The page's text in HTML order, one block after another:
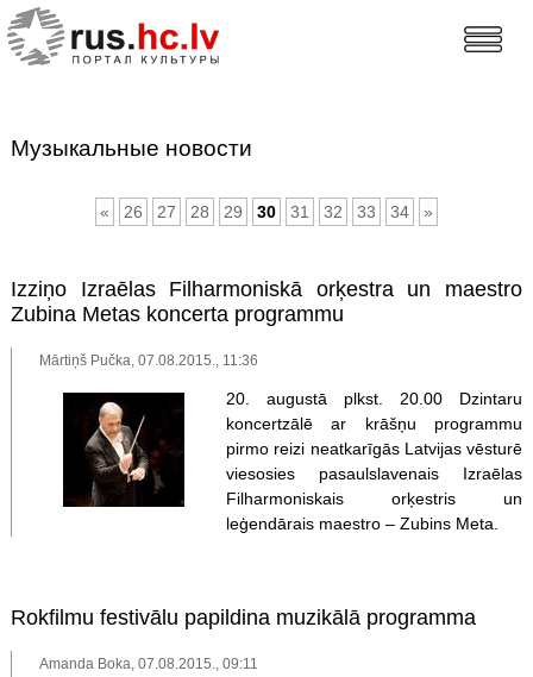
Музыкальные новости
« 26 27 28 29 30 31 32 33 34 »
Izziņo Izraēlas Filharmoniskā orķestra un maestro
Zubina Metas koncerta programmu
Mārtiņš Pučka, 07.08.2015., 11:36
20. augustā plkst. 20.00 Dzintaru
koncertzālē ar krāšņu programmu
pirmo reizi neatkarīgās Latvijas vēsturē
viesosies pasaulslavenais Izraēlas
Filharmoniskais orķestris un
leģendārais maestro – Zubins Meta.
Rokfilmu festivālu papildina muzikālā programma
Amanda Boka, 07.08.2015., 09:11